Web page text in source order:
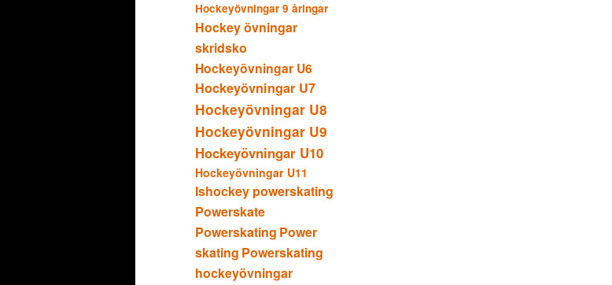
Hockeyövningar 9 åringar
Hockey övningar
skridsko
Hockeyövningar U6
Hockeyövningar U7
Hockeyövningar U8
Hockeyövningar U9
Hockeyövningar U10
Hockeyövningar U11
Ishockey powerskating
Powerskate
Powerskating Power
skating Powerskating
hockeyövningar